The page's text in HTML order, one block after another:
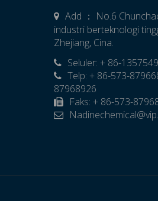
Add ： No.6
industri berteknologi
Zhejiang, Cina.

Seluler: + 86-
Telp: + 86-573-
87968926
Faks: + 86-573-
